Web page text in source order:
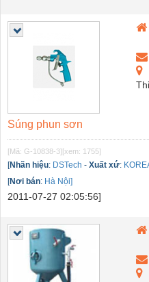
Súng phun sơn
[Mã: G-10838-3][xem: 1755]
[Nhãn hiệu: DSTech - Xuất xứ:
[Nơi bán: Hà Nội]
2011-07-27 02:05:56]